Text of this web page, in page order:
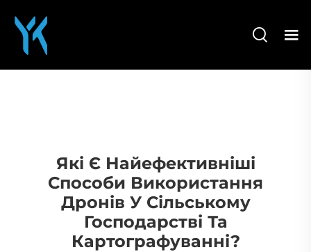
Які Є Найефективніші
Способи Використання
Дронів У Сільському
Господарстві Та
Картографуванні?